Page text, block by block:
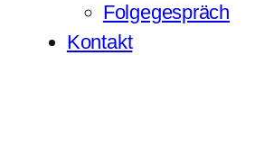
Folgegespräch
Kontakt